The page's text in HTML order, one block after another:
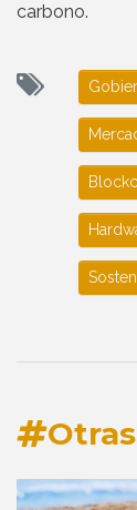
carbono.